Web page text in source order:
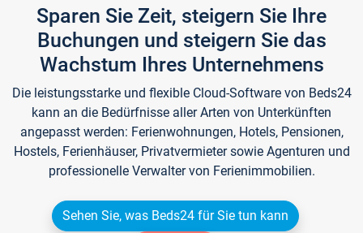
Sparen Sie Zeit, steigern Sie Ihre
Buchungen und steigern Sie das
Wachstum Ihres Unternehmens
Die leistungsstarke und flexible Cloud-Software von Beds24
kann an die Bedürfnisse aller Arten von Unterkünften
angepasst werden: Ferienwohnungen, Hotels, Pensionen,
Hostels, Ferienhäuser, Privatvermieter sowie Agenturen und
professionelle Verwalter von Ferienimmobilien.
Sehen Sie, was Beds24 für Sie tun kann